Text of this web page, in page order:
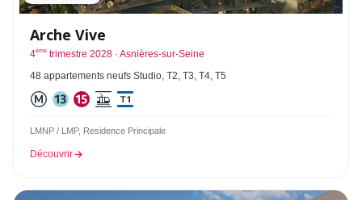
Arche Vive
4ème trimestre 2028 · Asnières-sur-Seine
48 appartements neufs Studio, T2, T3, T4, T5
LMNP / LMP, Residence Principale
Découvrir